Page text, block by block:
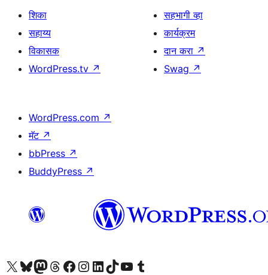
शिका
सहाय्य
विकासक
WordPress.tv ↗
सहभागी व्हा
कार्यक्रम
दान करा ↗
Swag ↗
WordPress.com ↗
मॅट ↗
bbPress ↗
BuddyPress ↗
आमच्या X (एक्स) (पूर्वीचे ट्विटर) खात्याला भेट द्या आमच्या ब्लूस्की खात्याला भेट द्या.आमच्या Mastodon खात्याला भेट द्या.आमच्या थ्रेड्स खात्याला भेट द्या. आमच्या फेसबुक पेजला भेट द्या आमच्या इंस्टाग्राम खात्याला भेट द्या आमच्या लिंक्डइन खात्याला भेट द्या आमच्या टिकटॉक अकाउंटला भेट द्या.आमच्या यूट्यूब चॅनेलला भेट द्या आमच्या टंबलर खात्याला भेट द्या.